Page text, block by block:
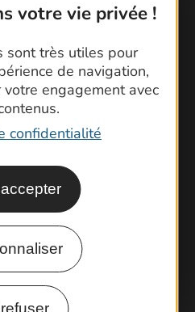
votre vie privée !
sont très utiles pour
de navigation,
engagement avec
confidentialité
nous !
questions
et Topoguides
Gard